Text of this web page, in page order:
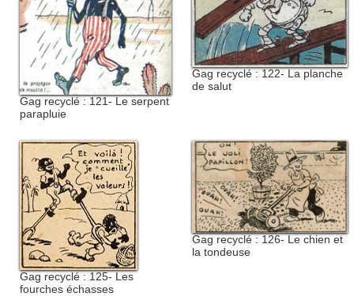
Gag recyclé : 121- Le serpent
parapluie
Gag recyclé : 122- La planche
de salut
Gag recyclé : 125- Les
fourches échasses
Gag recyclé : 126- Le chien et
la tondeuse